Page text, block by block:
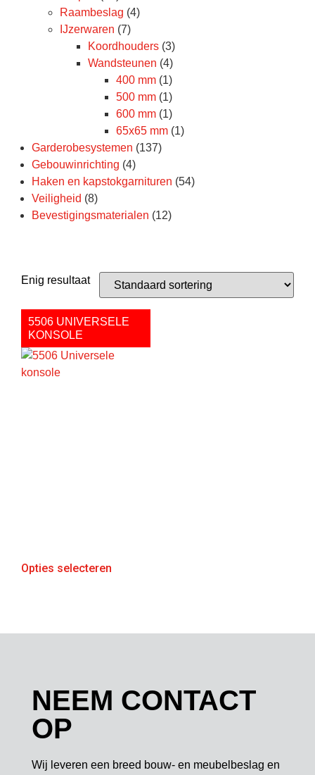
Raambeslag (4)
IJzerwaren (7)
Koordhouders (3)
Wandsteunen (4)
400 mm (1)
500 mm (1)
600 mm (1)
65x65 mm (1)
Garderobesystemen (137)
Gebouwinrichting (4)
Haken en kapstokgarnituren (54)
Veiligheid (8)
Bevestigingsmaterialen (12)
Enig resultaat
5506 UNIVERSELE
KONSOLE
Opties selecteren
NEEM CONTACT
OP
Wij leveren een breed bouw- en meubelbeslag en